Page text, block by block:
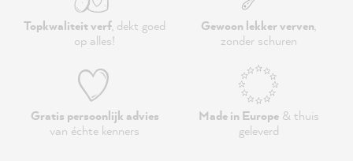
Topkwaliteit verf, dekt goed
op alles!
Gewoon lekker verven,
zonder schuren
Gratis persoonlijk advies
van échte kenners
Made in Europe& thuis
geleverd